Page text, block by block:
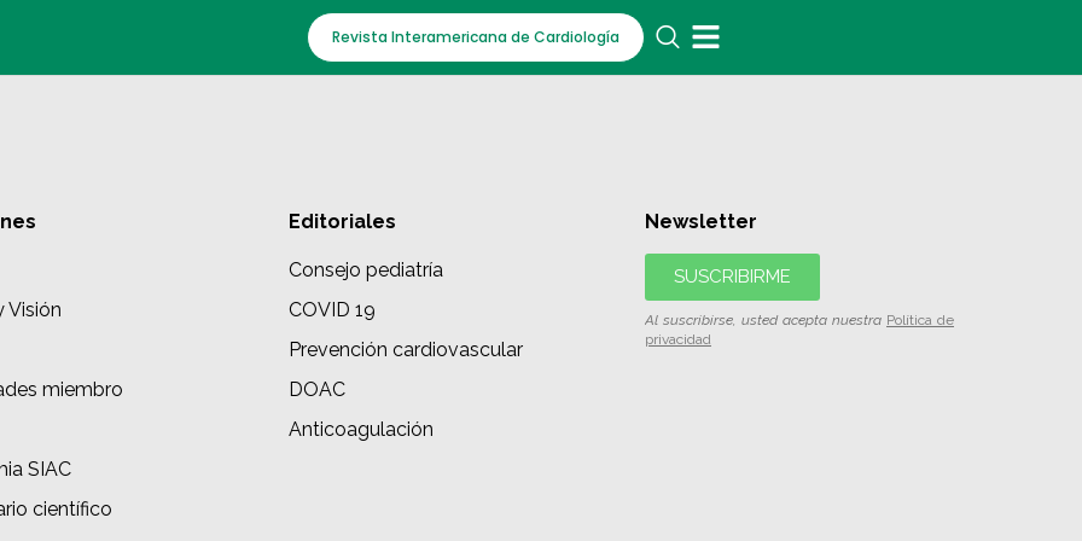
Revista Interamericana de Cardiología
Visión
miembro
SIAC
científico
Editoriales
Consejo pediatría
COVID 19
Prevención cardiovascular
DOAC
Anticoagulación
Newsletter
SUSCRIBIRME
Al suscribirse, usted acepta nuestra Política de
privacidad